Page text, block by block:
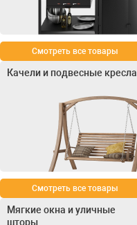
Смотреть все товары
Качели и подвесные кресла
Смотреть все товары
Мягкие окна и уличные
шторы